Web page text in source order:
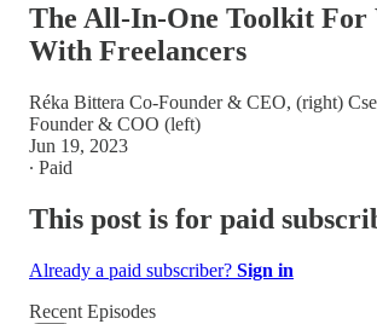
The All-In-One Toolkit For
With Freelancers
Réka Bittera Co-Founder & CEO, (right)
Founder & COO (left)
Jun 19, 2023
∙ Paid
This post is for paid
Already a paid subscriber? Sign in
Recent Episodes